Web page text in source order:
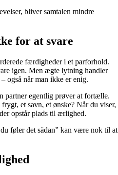
bliver samtalen mindre
for at svare
færdigheder i et parforhold.
igen. Men ægte lytning handler
også når man ikke er enig.
partner egentlig prøver at fortælle.
et savn, et ønske? Når du viser,
opstår plads til ærlighed.
føler det sådan” kan være nok til at